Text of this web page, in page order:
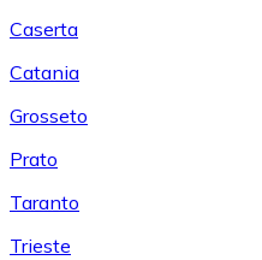
Caserta
Catania
Grosseto
Prato
Taranto
Trieste